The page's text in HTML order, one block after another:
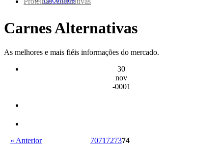
Carnes Alternativas
As melhores e mais fiéis informações do mercado.
30
nov
-0001
« Anterior 7071 727374